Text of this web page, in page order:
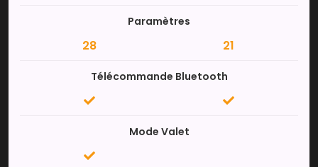
Paramètres
28 21
Télécommande Bluetooth
Mode Valet